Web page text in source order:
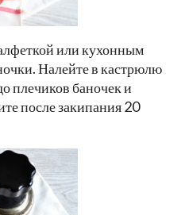
или кухонным
Налейте в кастрюлю
плечиков баночек и
после закипания 20